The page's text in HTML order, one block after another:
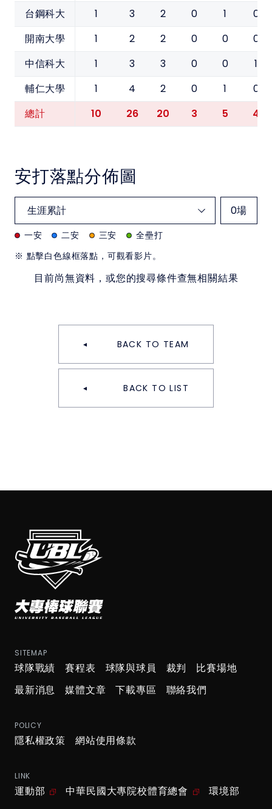
台鋼科大 1 3 2 0 1 0
開南大學 1 2 2 0 0 0
中信科大 1 3 3 0 0 1
輔仁大學 1 4 2 0 1 0
總計 10 26 20 3 5 4
安打落點分佈圖
0場
一安 二安 三安
全壘打
※ 點擊白色線框落點，可觀看影片。
目前尚無資料，或您的搜尋條件查無相關結果
BACK TO TEAM
BACK TO LIST
SITEMAP
球隊戰績 賽程表 球隊與球員 裁判
比賽場地
最新消息
媒體文章 下載專區 聯絡我們
POLICY
隱私權政策 網站使用條款
LINK
運動部 中華民國大專院校體育總會 環境部